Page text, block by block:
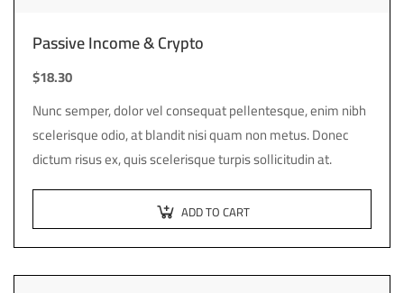
Passive Income & Crypto
$18.30
Nunc semper, dolor vel consequat pellentesque, enim nibh
scelerisque odio, at blandit nisi quam non metus. Donec
dictum risus ex, quis scelerisque turpis sollicitudin at.
ADD TO CART